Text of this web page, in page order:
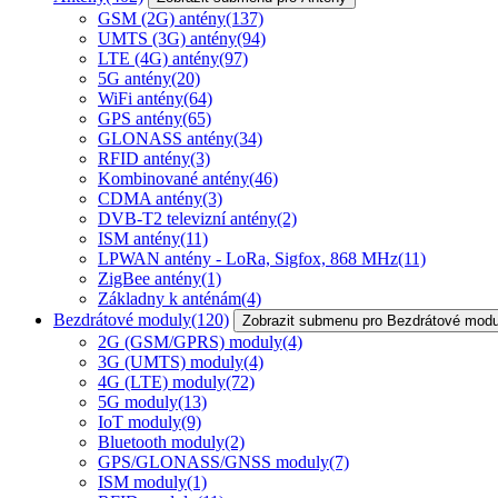
GSM (2G) antény(137)
UMTS (3G) antény(94)
LTE (4G) antény(97)
5G antény(20)
WiFi antény(64)
GPS antény(65)
GLONASS antény(34)
RFID antény(3)
Kombinované antény(46)
CDMA antény(3)
DVB-T2 televizní antény(2)
ISM antény(11)
LPWAN antény - LoRa, Sigfox, 868 MHz(11)
ZigBee antény(1)
Základny k anténám(4)
Bezdrátové moduly(120) Zobrazit submenu pro Bezdrátové
2G (GSM/GPRS) moduly(4)
3G (UMTS) moduly(4)
4G (LTE) moduly(72)
5G moduly(13)
IoT moduly(9)
Bluetooth moduly(2)
GPS/GLONASS/GNSS moduly(7)
ISM moduly(1)